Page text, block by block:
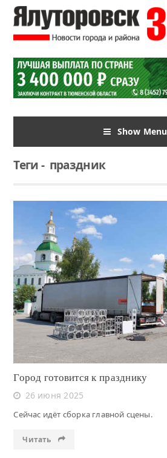
Show Menu
Теги-праздник
Читать
Город готовится к празднику
26 июня 2025
Сейчас идёт сборка главной сцены.
Читать